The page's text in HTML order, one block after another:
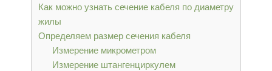
Как можно узнать сечение кабеля по диаметру
жилы
Определяем размер сечения кабеля
Измерение микрометром
Измерение штангенциркулем